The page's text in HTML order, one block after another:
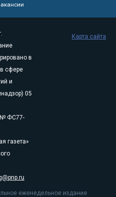
в
сфере
и
05
№ ФС77-
газета»
еженедельное издание
Карта сайта